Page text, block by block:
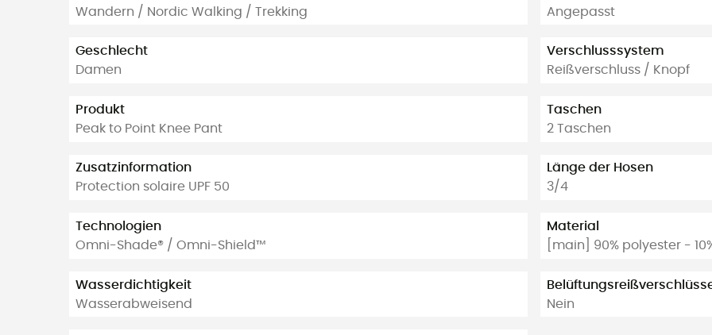
Wandern / Nordic Walking / Trekking
Geschlecht
Damen
Produkt
Peak to Point Knee Pant
Zusatzinformation
Protection solaire UPF 50
Technologien
Omni-Shade® / Omni-Shield™
Wasserdichtigkeit
Wasserabweisend
Angepasst
Verschlusssystem
Reißverschluss / Knopf
Taschen
2 Taschen
Länge der Hosen
3/4
Material
[main] 90% polyester -
Nein